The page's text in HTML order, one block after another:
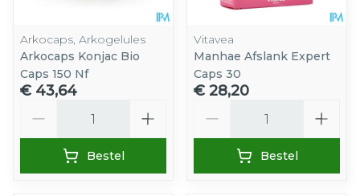
Arkocaps, Arkogelules
Arkocaps Konjac Bio
Caps 150 Nf
€ 43,64
Bestel
Vitavea
Manhae Afslank Expert
Caps 30
€ 28,20
Bestel